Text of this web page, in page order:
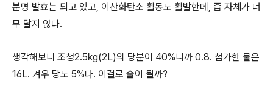
분명 발효는 되고 있고, 이산화탄소 활동도 활발한데, 즙 자체가 너
무 달지 않다.
생각해보니 조청2.5kg(2L)의 당분이 40%니까 0.8. 첨가한 물은
16L. 겨우 당도 5%다. 이걸로 술이 될까?